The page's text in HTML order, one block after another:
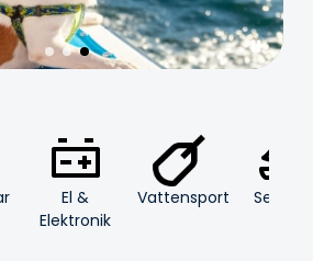
El &
Elektronik
Vattensport Segling